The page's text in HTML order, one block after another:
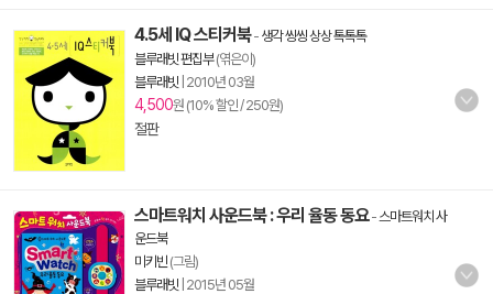
4.5세 IQ 스티커북- 생각 씽씽 상상 톡톡톡
블루래빗 편집부(엮은이)
블루래빗 2010년 03월
4,500원 (10% 할인 / 250원)
절판
스마트워치 사운드북 : 우리 율동 동요-스마트워치 사
운드북
미키빈 (그림)
블루래빗 2015년 05월